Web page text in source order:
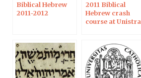
Biblical Hebrew
2011-2012
2011 Biblical
Hebrew crash
course at Unistra